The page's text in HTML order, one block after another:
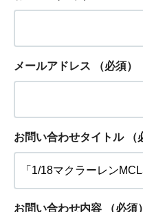
メールアドレス （必須）
お問い合わせタイトル （
お問い合わせ内容 （必須）